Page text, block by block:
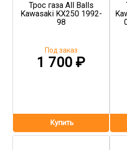
Трос газа All Balls
Kawasaki KX250 1992-
98
1 700 ₽
Под заказ